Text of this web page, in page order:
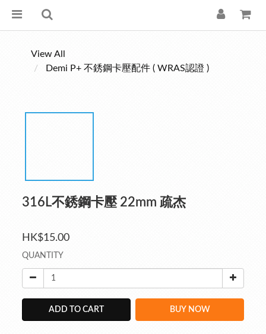
View All
Demi P+ 不銹鋼卡壓配件 ( WRAS認證 )
316L不銹鋼卡壓 22mm 疏杰
HK$15.00
QUANTITY
ADD TO CART BUY NOW